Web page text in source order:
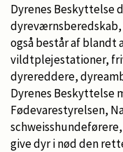
Dyrenes Beskyttelse
dyreværnsberedskab,
også består af blandt
vildtplejestationer,
dyrereddere,
Dyrenes Beskyttelse
Fødevarestyrelsen,
give dyr i nød den